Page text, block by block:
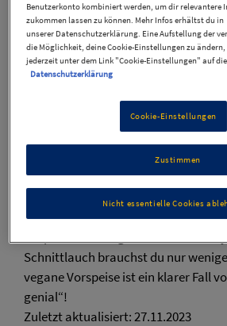
Bunte Bete mit
Mayonnaise
15 Min Einfach
Einfach mal über den Tellerrand
leichter als das mit diesem Rezept:
Schnittlauch brauchst du nur
vegane Vorspeise ist ein klarer Fall
genial“!
Zuletzt aktualisiert: 27.11.2023
Benutzerkonto kombiniert werden, um dir relevantere
zukommen lassen zu können. Mehr Infos erhältst du in
unserer Datenschutzerklärung. Eine Aufstellung der
die Möglichkeit, deine Cookie-Einstellungen zu
jederzeit unter dem Link "Cookie-Einstellungen" auf
Datenschutzerklärung
Cookie-Einstellungen
Nicht essentielle Cookies
Zustimmen